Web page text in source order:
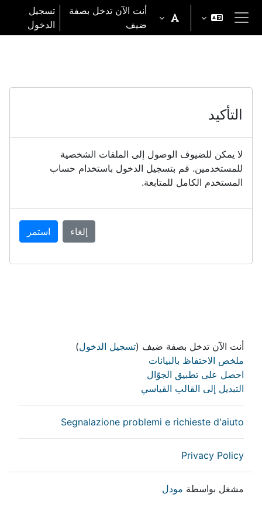
تخطى إلى المحتوى الرئيسي
واجهة جانبية
أنت الآن تدخل بصفة
ضيف
تسجيل
الدخول
التأكيد
لا يمكن للضيوف الوصول إلى الملفات الشخصية
للمستخدمين. قم بتسجيل الدخول باستخدام حساب
المستخدم الكامل للمتابعة.
إلغاء استمر
أنت الآن تدخل بصفة ضيف (تسجيل الدخول)
ملخص الاحتفاظ بالبيانات
احصل على تطبيق الجوّال
التبديل إلى القالب القياسي
Segnalazione problemi e richieste d'aiuto
Privacy Policy
مشغل بواسطة مودل